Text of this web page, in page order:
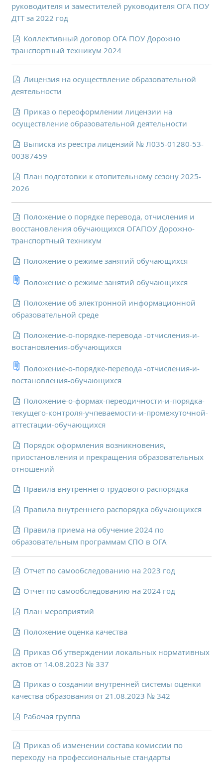
Независимая оценка качества
Профориентация
Обращения онлайн
Контакты
Региональный центр по профилактике ДДТТ
Учебно-производственный комплекс
Центр карьеры
Противодействие коррупции
Всероссийское чемпионатное движение
Основные сведения
организацией
Документы
Образование
Образовательные стандарты и требования
Руководство
Педагогический состав
оснащенность образовательного процесса.
Доступная среда
Платные образовательные услуги
Финансово-хозяйственная деятельность
Вакантные места для приёма (перевода)
Международное сотрудничество
Организация питания в образовательной
организации
Расписание занятий
Заочное отделение
ВОСПИТАТЕЛЬНАЯ РАБОТА
ГТО
Информационная безопасность
Памятные даты военной истории
Пожарная безопасность
Противодействие терроризму
Профилактическая работа
Работа педагога-психолога
Студенческий совет
Студенческий спортивный клуб
МЕТОДИЧЕСКАЯ РАБОТА
руководителя и заместителей руководителя ОГА ПОУ
ДТТ за 2022 год
Коллективный договор ОГА ПОУ Дорожно
транспортный техникум 2024
Лицензия на осуществление образовательной
деятельности
Приказ о переоформлении лицензии на
осуществление образовательной деятельности
Выписка из реестра лицензий № Л035-01280-53-
00387459
План подготовки к отопительному сезону 2025-
2026
Положение о порядке перевода, отчисления и
восстановления обучающихся ОГАПОУ Дорожно-
транспортный техникум
Положение о режиме занятий обучающихся
Положение о режиме занятий обучающихся
Положение об электронной информационной
образовательной среде
Положение-о-порядке-перевода -отчисления-и-
востановления-обучающихся
Положение-о-порядке-перевода -отчисления-и-
востановления-обучающихся
Положение-о-формах-переодичности-и-порядка-
текущего-контроля-учпеваемости-и-промежуточной-
аттестации-обучающихся
Порядок оформления возникновения,
приостановления и прекращения образовательных
отношений
Правила внутреннего трудового распорядка
Правила внутреннего распорядка обучающихся
Правила приема на обучение 2024 по
образовательным программам СПО в ОГА
Отчет по самообследованию на 2023 год
Отчет по самообследованию на 2024 год
План мероприятий
Положение оценка качества
Приказ Об утверждении локальных нормативных
актов от 14.08.2023 № 337
Приказ о создании внутренней системы оценки
качества образования от 21.08.2023 № 342
Рабочая группа
Приказ об изменении состава комиссии по
переходу на профессиональные стандарты